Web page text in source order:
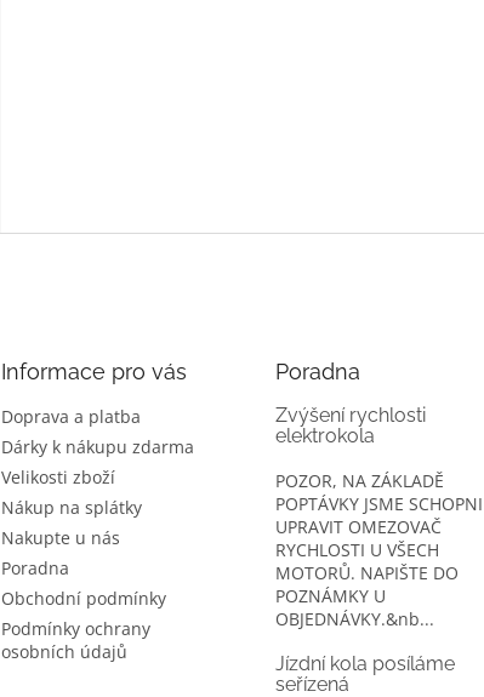
Informace pro vás
Doprava a platba
Dárky k nákupu zdarma
Velikosti zboží
Nákup na splátky
Nakupte u nás
Poradna
Obchodní podmínky
Podmínky ochrany
osobních údajů
Poradna
Zvýšení rychlosti
elektrokola
POZOR, NA ZÁKLADĚ
POPTÁVKY JSME SCHOPNI
UPRAVIT OMEZOVAČ
RYCHLOSTI U VŠECH
MOTORŮ. NAPIŠTE DO
POZNÁMKY U
OBJEDNÁVKY.&nb...
Jízdní kola posíláme
seřízená